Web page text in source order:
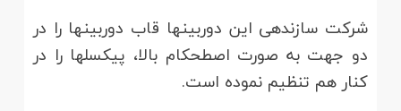
شرکت سازنده­ی این دوربین­ها قاب دوربین­ها را در
دو جهت به صورت اصطحکام بالا، پیکسل­ها را در
کنار هم تنظیم نموده است.